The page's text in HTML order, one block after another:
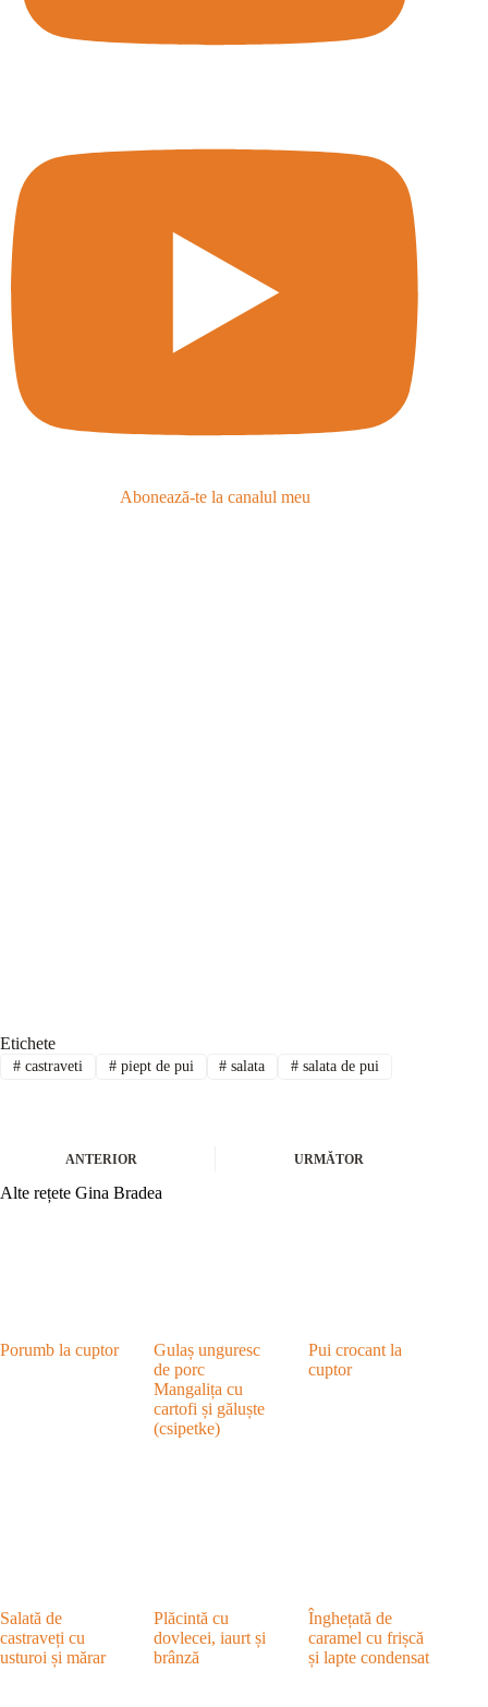
Abonează-te la canalul meu
Etichete
#castraveti #piept de pui # salata # salata de pui
ANTERIOR URMĂTOR
Alte rețete Gina Bradea
Porumb la cuptor
Gulaș unguresc
de porc
Mangalița cu
cartofi și găluște
(csipetke)
Pui crocant la
cuptor
Salată de
castraveți cu
usturoi și mărar
Plăcintă cu
dovlecei, iaurt și
brânză
Înghețată de
caramel cu frișcă
și lapte condensat